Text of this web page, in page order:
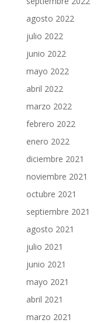
agosto 2022
julio 2022
junio 2022
mayo 2022
abril 2022
marzo 2022
febrero 2022
enero 2022
diciembre 2021
noviembre 2021
octubre 2021
septiembre 2021
agosto 2021
julio 2021
junio 2021
mayo 2021
abril 2021
marzo 2021